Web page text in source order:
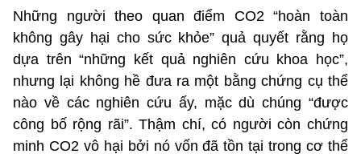
Những người theo quan điểm CO2 “hoàn toàn
không gây hại cho sức khỏe” quả quyết rằng họ
dựa trên “những kết quả nghiên cứu khoa học”,
nhưng lại không hề đưa ra một bằng chứng cụ thể
nào về các nghiên cứu ấy, mặc dù chúng “được
công bố rộng rãi”. Thậm chí, có người còn chứng
minh CO2 vô hại bởi nó vốn đã tồn tại trong cơ thể